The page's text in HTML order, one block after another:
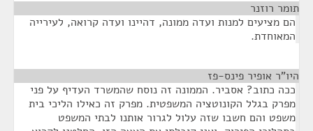
תומר רוזנר
הם מציעים למנות ועדה ממונה, דהיינו ועדה קרואה, לעירייה
המאוחדת.
היו"ר אופיר פינס-פז
ככה כתוב? אסביר. הממונה זה נוסח שהמשרד העדיף על פני
מפרק בגלל הקונוטציה המשפטית. מפרק זה כאילו הליכי בית
משפט והם חשבו שזה עלול לגרור אותנו לבתי המשפט